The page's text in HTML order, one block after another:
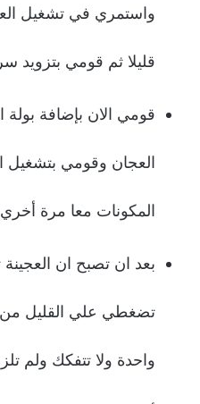
واستمري في تشغيل
قليلا ثم قومي بتزويد
قومي الان بإضافة بولة
العجان وقومي بتشغيل
المكونات معا مرة
بعد ان تصبح ان العجينة
تضغطي علي القليل
واحدة ولا تتفكك ولم